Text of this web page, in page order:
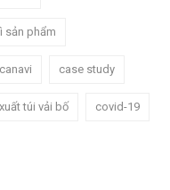
sản phẩm
canavi case study
túi vải bố covid-19